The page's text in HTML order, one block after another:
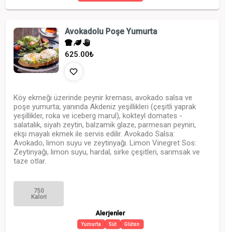
Avokadolu Poşe Yumurta
625.00₺
Köy ekmeği üzerinde peynir kreması, avokado salsa ve
poşe yumurta; yanında Akdeniz yeşillikleri (çeşitli yaprak
yeşillikler, roka ve iceberg marul), kokteyl domates -
salatalık, siyah zeytin, balzamik glaze, parmesan peyniri,
ekşi mayalı ekmek ile servis edilir. Avokado Salsa:
Avokado, limon suyu ve zeytinyağı. Limon Vinegret Sos:
Zeytinyağı, limon suyu, hardal, sirke çeşitleri, sarımsak ve
taze otlar.
750
Kalori
Alerjenler
Yumurta Süt Glüten